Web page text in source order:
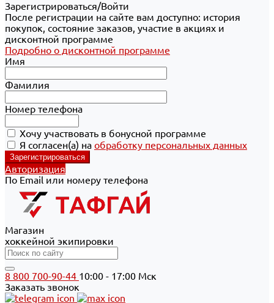
Зарегистрироваться/Войти
После регистрации на сайте вам доступно: история
покупок, состояние заказов, участие в акциях и
дисконтной программе
Подробно о дисконтной программе
Имя
Фамилия
Номер телефона
Хочу участвовать в бонусной программе
Я согласен(а) на обработку персональных данных
Авторизация
По Email или номеру телефона
Магазин
хоккейной экипировки
8 800 700-90-44 10:00 - 17:00 Мск
Заказать звонок